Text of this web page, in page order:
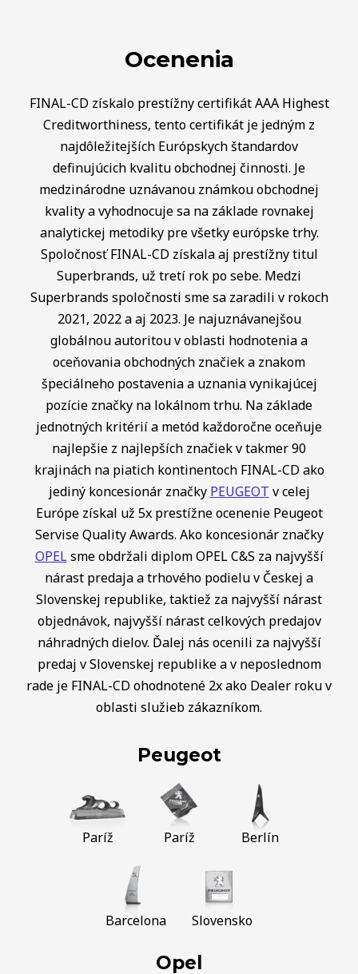
Ocenenia
FINAL-CD získalo prestížny certifikát AAA Highest
Creditworthiness, tento certifikát je jedným z
najdôležitejších Európskych štandardov
definujúcich kvalitu obchodnej činnosti. Je
medzinárodne uznávanou známkou obchodnej
kvality a vyhodnocuje sa na základe rovnakej
analytickej metodiky pre všetky európske trhy.
Spoločnosť FINAL-CD získala aj prestížny titul
Superbrands, už tretí rok po sebe. Medzi
Superbrands spoločnosti sme sa zaradili v rokoch
2021, 2022 a aj 2023. Je najuznávanejšou
globálnou autoritou v oblasti hodnotenia a
oceňovania obchodných značiek a znakom
špeciálneho postavenia a uznania vynikajúcej
pozície značky na lokálnom trhu. Na základe
jednotných kritérií a metód každoročne oceňuje
najlepšie z najlepších značiek v takmer 90
krajinách na piatich kontinentoch FINAL-CD ako
jediný koncesionár značky PEUGEOT v celej
Európe získal už 5x prestížne ocenenie Peugeot
Servise Quality Awards. Ako koncesionár značky
OPELsme obdržali diplom OPEL C&S za najvyšší
nárast predaja a trhového podielu v Českej a
Slovenskej republike, taktiež za najvyšší nárast
objednávok, najvyšší nárast celkových predajov
náhradných dielov. Ďalej nás ocenili za najvyšší
predaj v Slovenskej republike a v neposlednom
rade je FINAL-CD ohodnotené 2x ako Dealer roku v
oblasti služieb zákazníkom.
Peugeot
Paríž Paríž Berlín
Barcelona Slovensko
Opel